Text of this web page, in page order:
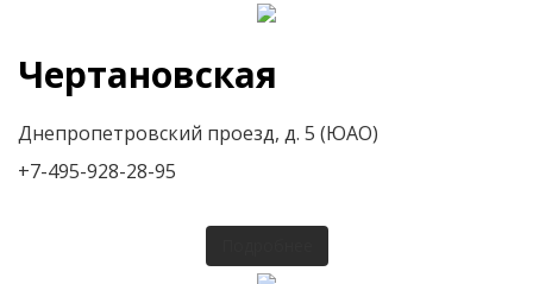
Чертановская
Днепропетровский проезд, д. 5 (ЮАО)
+7-495-928-28-95